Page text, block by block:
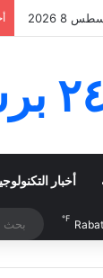
8 2026
أخبار
Rabat
℉